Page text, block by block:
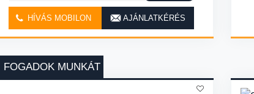
HÍVÁS MOBILON AJÁNLATKÉRÉS
FOGADOK MUNKÁT